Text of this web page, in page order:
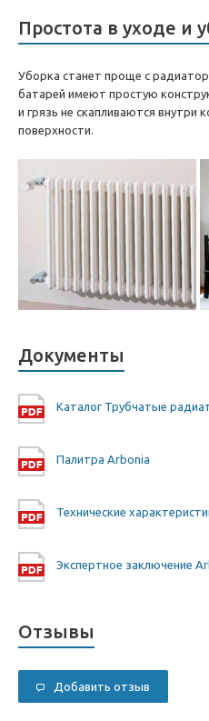
Простота в уходе и
Уборка станет проще с
батарей имеют простую
и грязь не скапливаются внутри
поверхности.
Документы
Каталог Трубчатые
Палитра Arbonia
Технические
Экспертное заключение
Отзывы
Добавить отзыв